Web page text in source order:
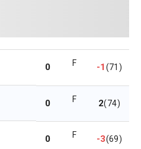
0 F -1(71)
0 F 2(74)
0 F -3(69)